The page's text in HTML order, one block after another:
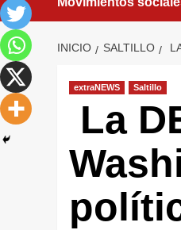
INICIO SALTILLO
extraNEWS Saltillo
La